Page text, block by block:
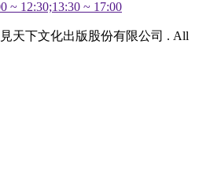
~ 12:30;13:30 ~ 17:00
天下文化出版股份有限公司 . All